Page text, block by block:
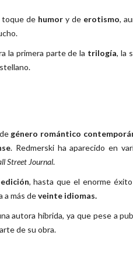
toque de humor y de erotismo,
la primera parte de la trilogía, la
género romántico
. Redmerski ha aparecido en
Street Journal.
, hasta que el enorme
a más deveinte idiomas.
autora híbrida, ya que pese a
de su obra.